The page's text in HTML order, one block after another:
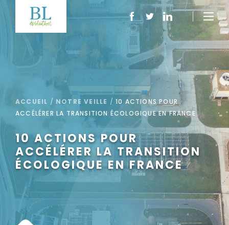
ACCUEIL / NOTRE VEILLE /10 ACTIONS POUR
ACCÉLÉRER LA TRANSITION ÉCOLOGIQUE EN FRANCE
10 ACTIONS POUR
ACCÉLÉRER LA TRANSITION
ÉCOLOGIQUE EN FRANCE